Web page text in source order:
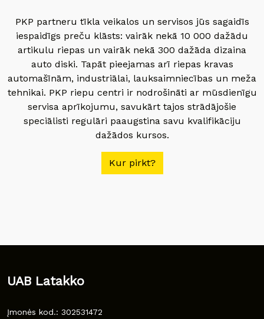
PKP partneru tīkla veikalos un servisos jūs sagaidīs
iespaidīgs preču klāsts: vairāk nekā 10 000 dažādu
artikulu riepas un vairāk nekā 300 dažāda dizaina
auto diski. Tapāt pieejamas arī riepas kravas
automašīnām, industriālai, lauksaimniecības un meža
tehnikai. PKP riepu centri ir nodrošināti ar mūsdienīgu
servisa aprīkojumu, savukārt tajos strādājošie
speciālisti regulāri paaugstina savu kvalifikāciju
dažādos kursos.
Kur pirkt?
UAB Latakko
Įmonės kod.: 302531472